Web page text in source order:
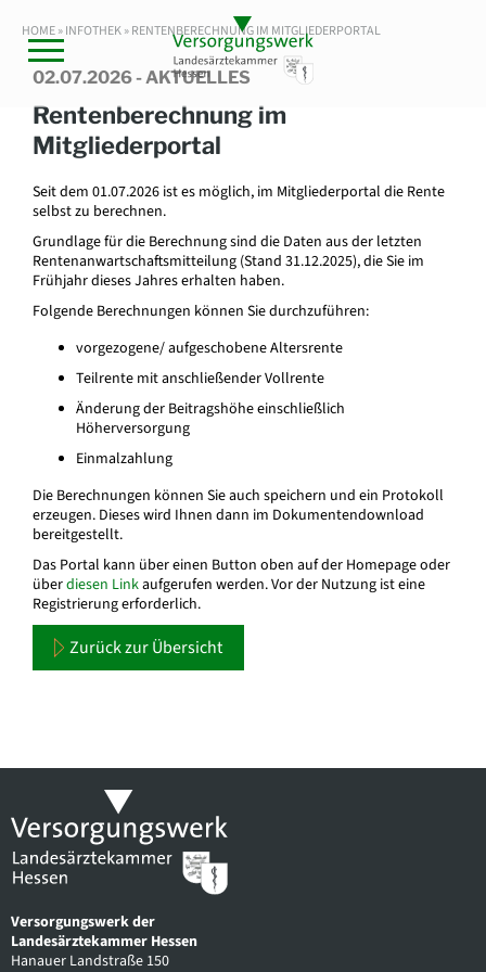
HOME »INFOTHEK» RENTENBERECHNUNG IM MITGLIEDERPORTAL
02.07.2026 - AKTUELLES
Rentenberechnung im
Mitgliederportal
Seit dem 01.07.2026 ist es möglich, im Mitgliederportal die Rente
selbst zu berechnen.
Grundlage für die Berechnung sind die Daten aus der letzten
Rentenanwartschaftsmitteilung (Stand 31.12.2025), die Sie im
Frühjahr dieses Jahres erhalten haben.
Folgende Berechnungen können Sie durchzuführen:
vorgezogene/ aufgeschobene Altersrente
Teilrente mit anschließender Vollrente
Änderung der Beitragshöhe einschließlich
Höherversorgung
Einmalzahlung
Die Berechnungen können Sie auch speichern und ein Protokoll
erzeugen. Dieses wird Ihnen dann im Dokumentendownload
bereitgestellt.
Das Portal kann über einen Button oben auf der Homepage oder
überdiesen Linkaufgerufen werden. Vor der Nutzung ist eine
Registrierung erforderlich.
Zurück zur Übersicht
Versorgungswerk der
Landesärztekammer Hessen
Hanauer Landstraße 150